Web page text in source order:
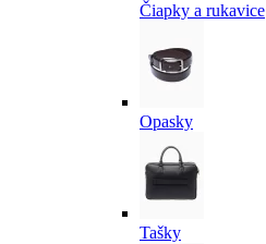
Čiapky a rukavice
Opasky
Tašky